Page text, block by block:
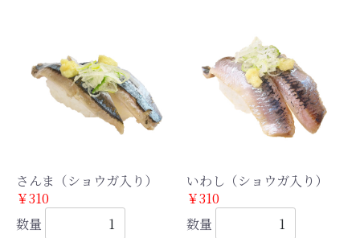
さんま（ショウガ入り）
￥310
数量
いわし（ショウガ入り）
￥310
数量